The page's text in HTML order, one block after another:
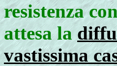
resistenza
attesa la
vastissima